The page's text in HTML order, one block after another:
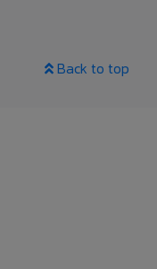
Back to top